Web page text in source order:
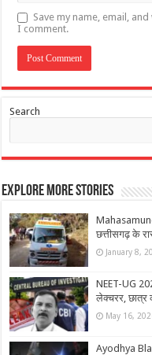
Save my name, email,
I comment.
Search
Explore More Stories
छत्तीसगढ़ के
January 8,
NEET-UG
लेक्चरर, छात्र
May 16,
Ayodhya